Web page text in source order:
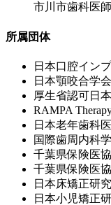
市川市歯科医
所属団体
⽇本⼝腔イン
⽇本顎咬合学
厚⽣省認可⽇
RAMPA
⽇本⽼年⻭科
国際⻭周内科
千葉県保険医
千葉県保険医
⽇本床矯正研
⽇本⼩児矯正